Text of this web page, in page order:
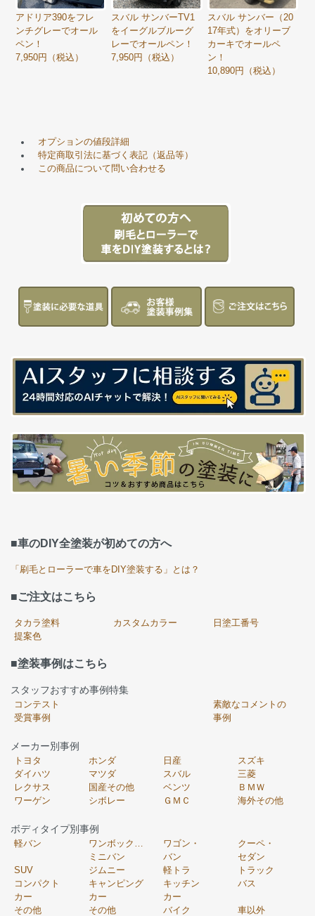
アドリア390をフレ
ンチグレーでオール
ペン！
7,950円（税込）
スバル サンバーTV1
をイーグルブルーグ
レーでオールペン！
7,950円（税込）
スバル サンバー（20
17年式）をオリーブ
カーキでオールペ
ン！
10,890円（税込）
オプションの値段詳細
特定商取引法に基づく表記（返品等）
この商品について問い合わせる
■車のDIY全塗装が初めての方へ
「刷毛とローラーで車をDIY塗装する」とは？
■ご注文はこちら
タカラ塗料
提案色
カスタムカラー 日塗工番号
■塗装事例はこちら
スタッフおすすめ事例特集
コンテスト
受賞事例
素敵なコメントの
事例
メーカー別事例
トヨタ ホンダ 日産
スズキ
ダイハツ
マツダ スバル
三菱
レクサス
国産その他 ベンツ
ＢＭＷ
ワーゲン
シボレー ＧＭＣ 海外その他
ボディタイプ別事例
軽バン
ミニバン
ワゴン・
バン
クーペ・
セダン
SUV
ジムニー 軽トラ
トラック
コンパクト
カー
キャンピング
カー
キッチン
カー
バス
その他 その他 バイク 車以外